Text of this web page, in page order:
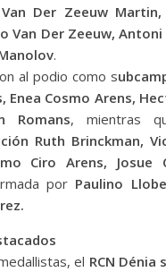
Der Zeeuw
Van Der Zeeuw, Antoni
.
al podio como s
Enea Cosmo Arens,
Romans, mientras
Ruth Brinckman,
Ciro Arens, Josue
por Paulino
el RCN Dénia